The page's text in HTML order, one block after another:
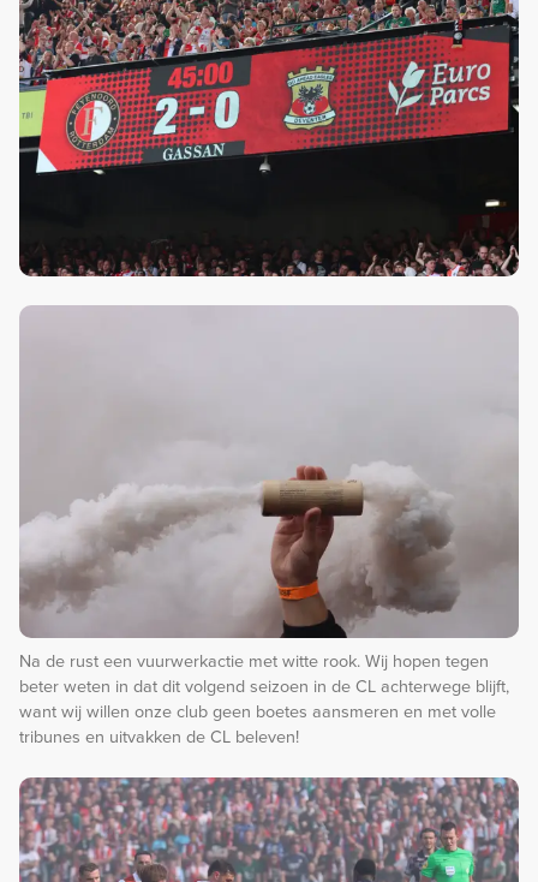
Na de rust een vuurwerkactie met witte rook. Wij hopen tegen
beter weten in dat dit volgend seizoen in de CL achterwege blijft,
want wij willen onze club geen boetes aansmeren en met volle
tribunes en uitvakken de CL beleven!